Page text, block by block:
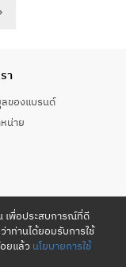
เพื่อประสบการณ์ที่ดี
าท่านได้ยอมรับการใช้
ยแล้ว นโยบายการใช้
า
ของแบรนด์
น่าย